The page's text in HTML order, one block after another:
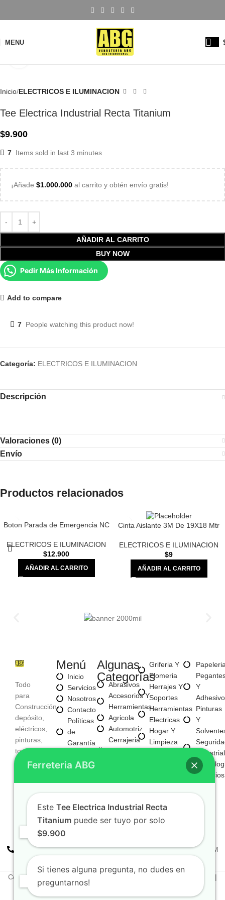
MENU
Inicio ELECTRICOS E ILUMINACION
Tee Electrica Industrial Recta Titanium
$9.900
7 Items sold in last 3 minutes
¡Añade $1.000.000 al carrito y obtén envío gratis!
AÑADIR AL CARRITO
BUY NOW
Pedir Más Información
Add to compare
7 People watching this product now!
Categoría: ELECTRICOS E ILUMINACION
Descripción
Valoraciones (0)
Envío
Productos relacionados
Boton Parada de Emergencia NC
ELECTRICOS E ILUMINACION
$12.900
AÑADIR AL CARRITO
Cinta Aislante 3M De 19X18 Mtr
ELECTRICOS E ILUMINACION
$9
AÑADIR AL CARRITO
Todo
para
Construcción,
depósito,
eléctricos,
pinturas,
tornillería,
Aseo,
entre
Menú
Inicio
Servicios
Nosotros
Contacto
Políticas
de
Garantía
de
Algunas
Categorías
Abrasivos
Accesorios Y
Herramientas
Agricola
Automotriz
Cerrajeria
E
Iluminacion
Fijaciones
Y
Griferia Y
Plomeria
Herrajes Y
Soportes
Herramientas
Electricas
Hogar Y
Limpieza
Construccion
De Negocio
Nuevo
Y
Pinturas
Y
Industrial
Servicios
+57 310 2938411
FERREPINTURASABG123@GMAIL.COM
Copyright © 2025. Todos los derechos reservados Ferreteriaabg |
Política de privacidad
Ferreteria ABG
Este Tee Electrica Industrial Recta
Titanium puede ser tuyo por solo
$9.900
Si tienes alguna pregunta, no dudes en
preguntarnos!